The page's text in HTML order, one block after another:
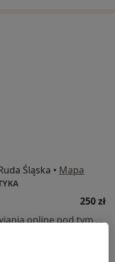
Śląska • Mapa
250 zł
Specjalista nie oferuje umawiania online pod tym adresem.